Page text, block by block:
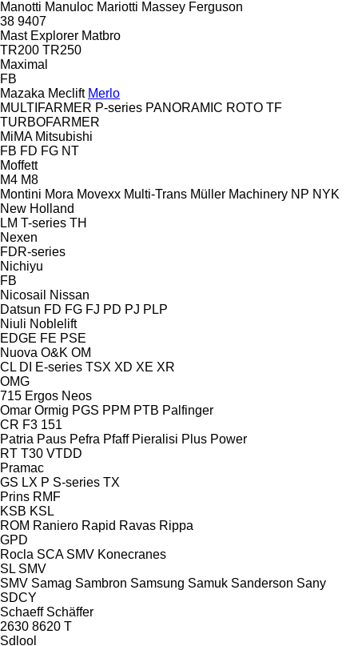
Manotti Manuloc Mariotti Massey Ferguson
38 9407
Mast Explorer Matbro
TR200 TR250
Maximal
FB
Mazaka Meclift Merlo
MULTIFARMER P-series PANORAMIC ROTO TF
TURBOFARMER
MiMA Mitsubishi
FB FD FG NT
Moffett
M4 M8
Montini Mora Movexx Multi-Trans Müller Machinery NP NYK
New Holland
LM T-series TH
Nexen
FDR-series
Nichiyu
FB
Nicosail
Nissan
Datsun FD FG FJ PD PJ PLP
Niuli Noblelift
EDGE FE PSE
Nuova O&K OM
CL DI E-series TSX XD XE XR
OMG
715 Ergos Neos
Omar Ormig PGS PPM PTB Palfinger
CR F3 151
Patria Paus Pefra Pfaff Pieralisi Plus Power
RT T30 VTDD
Pramac
GS LX P S-series TX
Prins RMF
KSB KSL
ROM Raniero Rapid Ravas Rippa
GPD
Rocla SCA SMV Konecranes
SL SMV
SMV Samag Sambron Samsung Samuk Sanderson Sany
SDCY
Schaeff Schäffer
2630 8620 T
Sdlool